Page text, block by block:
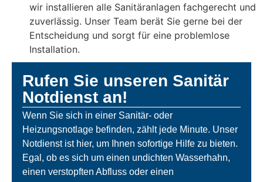
wir installieren alle Sanitäranlagen fachgerecht und
zuverlässig. Unser Team berät Sie gerne bei der
Entscheidung und sorgt für eine problemlose
Installation.
Rufen Sie unseren Sanitär
Notdienst an!
Wenn Sie sich in einer Sanitär- oder
Heizungsnotlage befinden, zählt jede Minute. Unser
Notdienst ist hier, um Ihnen sofortige Hilfe zu bieten.
Egal, ob es sich um einen undichten Wasserhahn,
einen verstopften Abfluss oder einen